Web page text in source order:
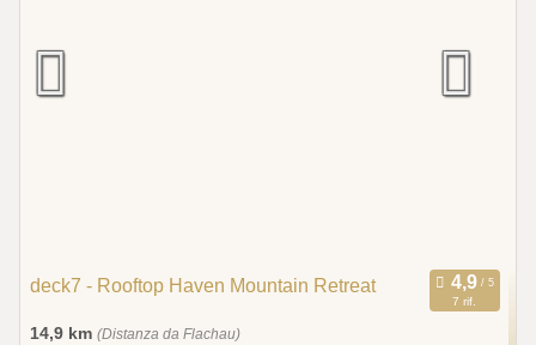
deck7 - Rooftop Haven Mountain Retreat
7 rif.
14,9 km (Distanza da Flachau)